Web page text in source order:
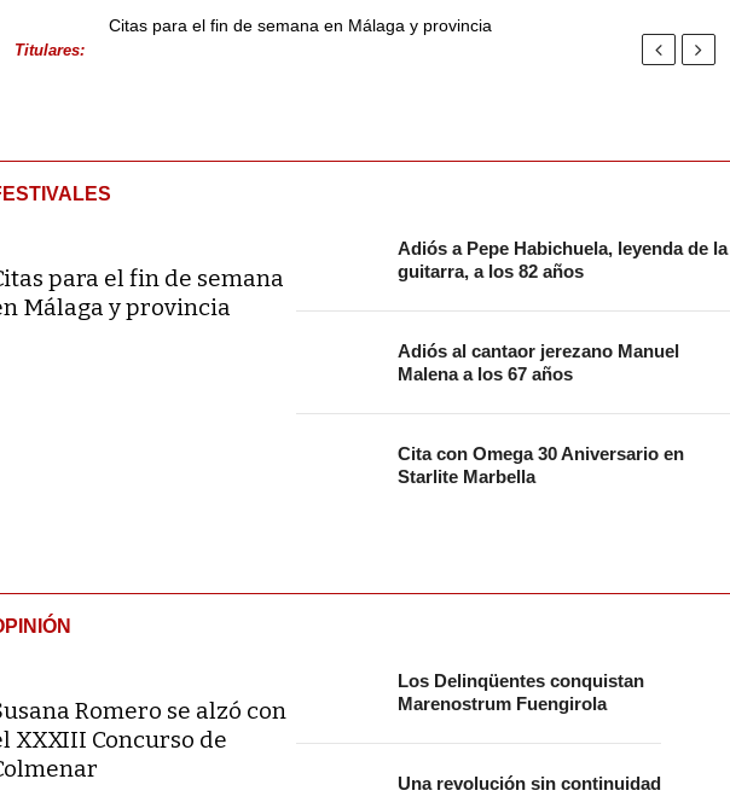
Titulares:
Citas para el fin de semana en Málaga y provincia
para el fin de semana
Málaga y provincia
Adiós a Pepe Habichuela, leyenda de la
guitarra, a los 82 años
Adiós al cantaor jerezano Manuel
Malena a los 67 años
Cita con Omega 30 Aniversario en
Starlite Marbella
Romero se alzó con
XXXIII Concurso de
Los Delinqüentes conquistan
Marenostrum Fuengirola
Una revolución sin continuidad